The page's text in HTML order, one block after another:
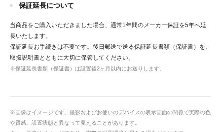
保証延長について
当商品をご購入いただきました場合、通常1年間のメーカー保証を5年へ延
長いたします。
保証延長お手続きは不要です。後日郵送で送る保証延長書類（保証書）を、
取扱説明書とともに大切に保管してください。
※保証延長書類（保証書）は設置後2ヶ月以内にお送りします。
※画像はイメージです。撮影およびお使いのデバイスの表示画面の関係で実際の色
や質感、設置状態と異なって見えることがあります。